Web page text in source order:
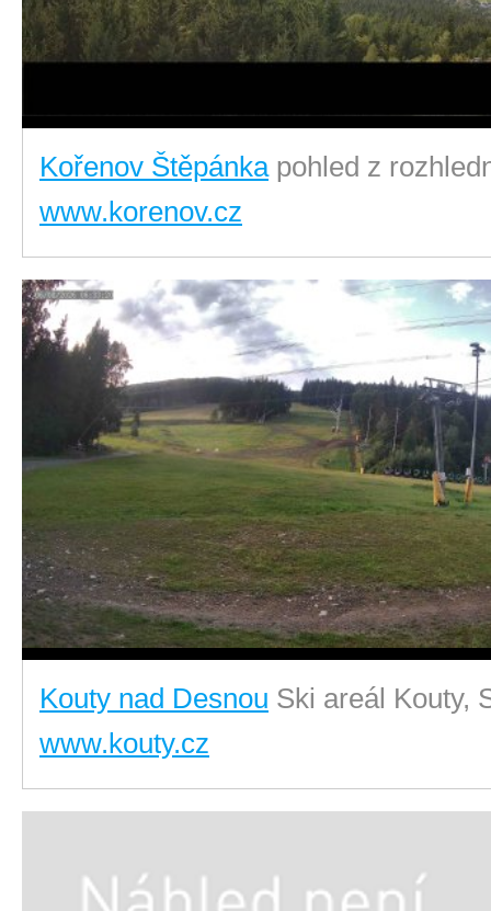
Kořenov Štěpánka pohled z
www.korenov.cz
Kouty nad Desnou Ski areál Kouty,
www.kouty.cz